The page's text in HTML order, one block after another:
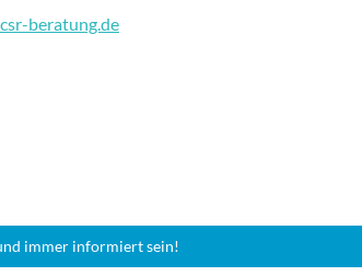
beratung.de
immer informiert sein!